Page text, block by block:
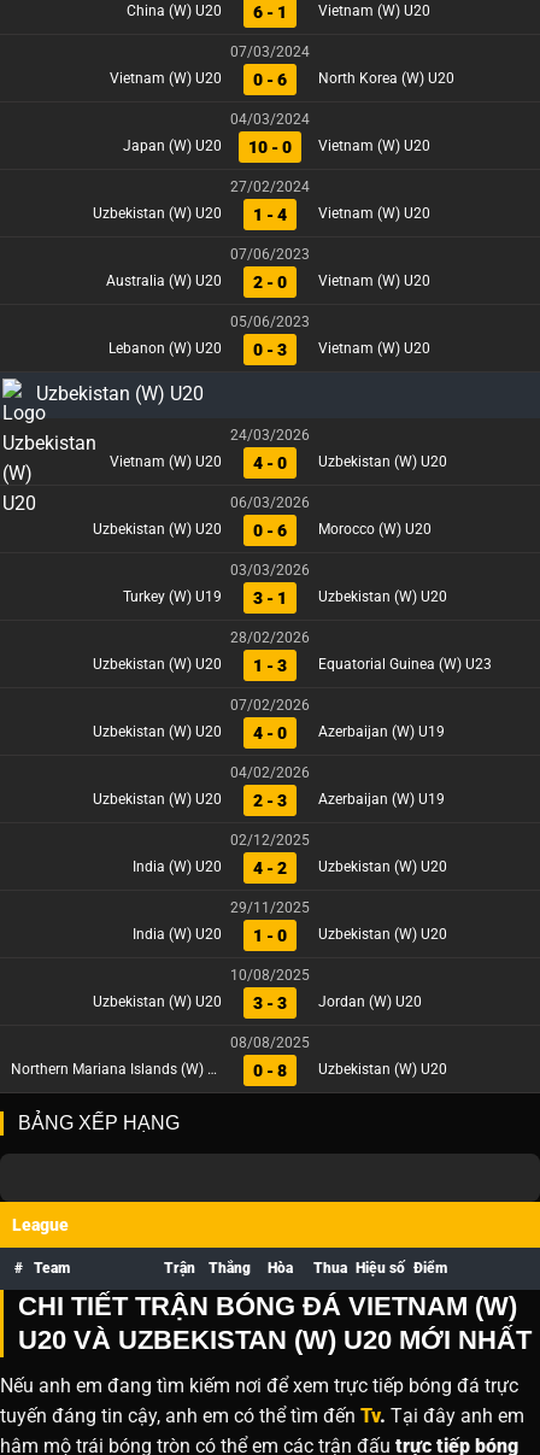
China (W) U20
6 - 1 Vietnam (W) U20
07/03/2024
Vietnam (W) U20
0 - 6 North Korea (W) U20
04/03/2024
Japan (W) U20
10 - 0 Vietnam (W) U20
27/02/2024
Uzbekistan (W) U20
1 - 4 Vietnam (W) U20
07/06/2023
Australia (W) U20
2 - 0 Vietnam (W) U20
05/06/2023
Lebanon (W) U20
0 - 3 Vietnam (W) U20
Uzbekistan (W) U20
24/03/2026
Vietnam (W) U20
4 - 0 Uzbekistan (W) U20
06/03/2026
Uzbekistan (W) U20
0 - 6 Morocco (W) U20
03/03/2026
Turkey (W) U19
3 - 1 Uzbekistan (W) U20
28/02/2026
Uzbekistan (W) U20
1 - 3 Equatorial Guinea (W) U23
07/02/2026
Uzbekistan (W) U20
4 - 0 Azerbaijan (W) U19
04/02/2026
Uzbekistan (W) U20
2 - 3 Azerbaijan (W) U19
02/12/2025
India (W) U20
4 - 2 Uzbekistan (W) U20
29/11/2025
India (W) U20
1 - 0 Uzbekistan (W) U20
10/08/2025
Uzbekistan (W) U20
3 - 3 Jordan (W) U20
08/08/2025
Northern Mariana Islands (W) U20
0 - 8 Uzbekistan (W) U20
BẢNG XẾP HẠNG
League
# Team Trận Thắng Hòa Thua Hiệu số Điểm
CHI TIẾT TRẬN BÓNG ĐÁ VIETNAM (W)
U20 VÀ UZBEKISTAN (W) U20 MỚI NHẤT
Nếu anh em đang tìm kiếm nơi để xem trực tiếp bóng đá trực
tuyến đáng tin cậy, anh em có thể tìm đến Tv. Tại đây anh em
hâm mộ trái bóng tròn có thể em các trận đấu trực tiếp bóng